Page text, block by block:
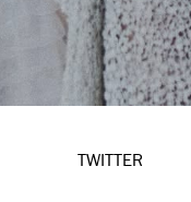
TWITTER